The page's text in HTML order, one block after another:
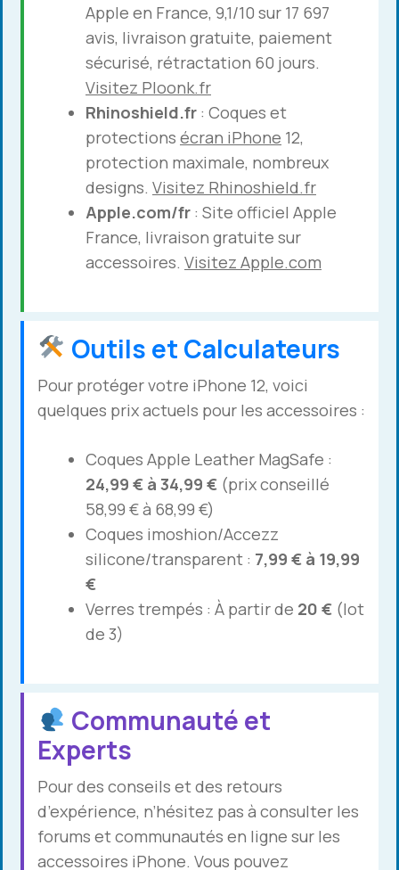
Apple en France, 9,1/10 sur 17 697
avis, livraison gratuite, paiement
sécurisé, rétractation 60 jours.
Visitez Ploonk.fr
Rhinoshield.fr : Coques et
protections écran iPhone 12,
protection maximale, nombreux
designs. Visitez Rhinoshield.fr
Apple.com/fr : Site officiel Apple
France, livraison gratuite sur
accessoires. Visitez Apple.com
Outils et Calculateurs
Pour protéger votre iPhone 12, voici
quelques prix actuels pour les accessoires :
Coques Apple Leather MagSafe :
24,99 € à 34,99 € (prix conseillé
58,99 € à 68,99 €)
Coques imoshion/Accezz
silicone/transparent : 7,99 € à 19,99
€
Verres trempés : À partir de 20 € (lot
de 3)
Communauté et
Experts
Pour des conseils et des retours
d’expérience, n’hésitez pas à consulter les
forums et communautés en ligne sur les
accessoires iPhone. Vous pouvez